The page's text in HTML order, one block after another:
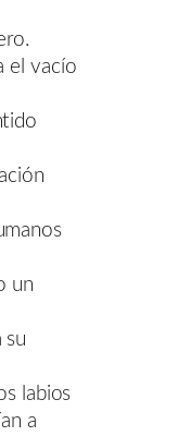
el vacío
un
su
labios
a